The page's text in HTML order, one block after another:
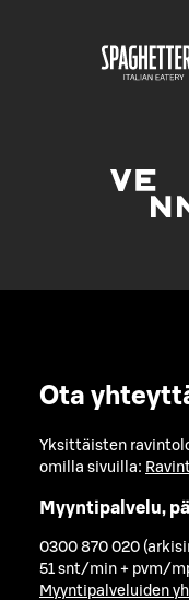
Ota
Yksittäisten
omilla sivuilla:
Myyntipalvelu,
0300 870 020
51 snt/min + pvm/
Myyntipalveluiden